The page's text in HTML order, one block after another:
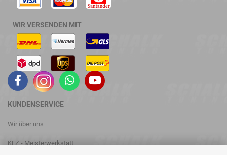
WIR VERSENDEN MIT
KUNDENSERVICE
Wir über uns
KFZ - Meisterwerkstatt